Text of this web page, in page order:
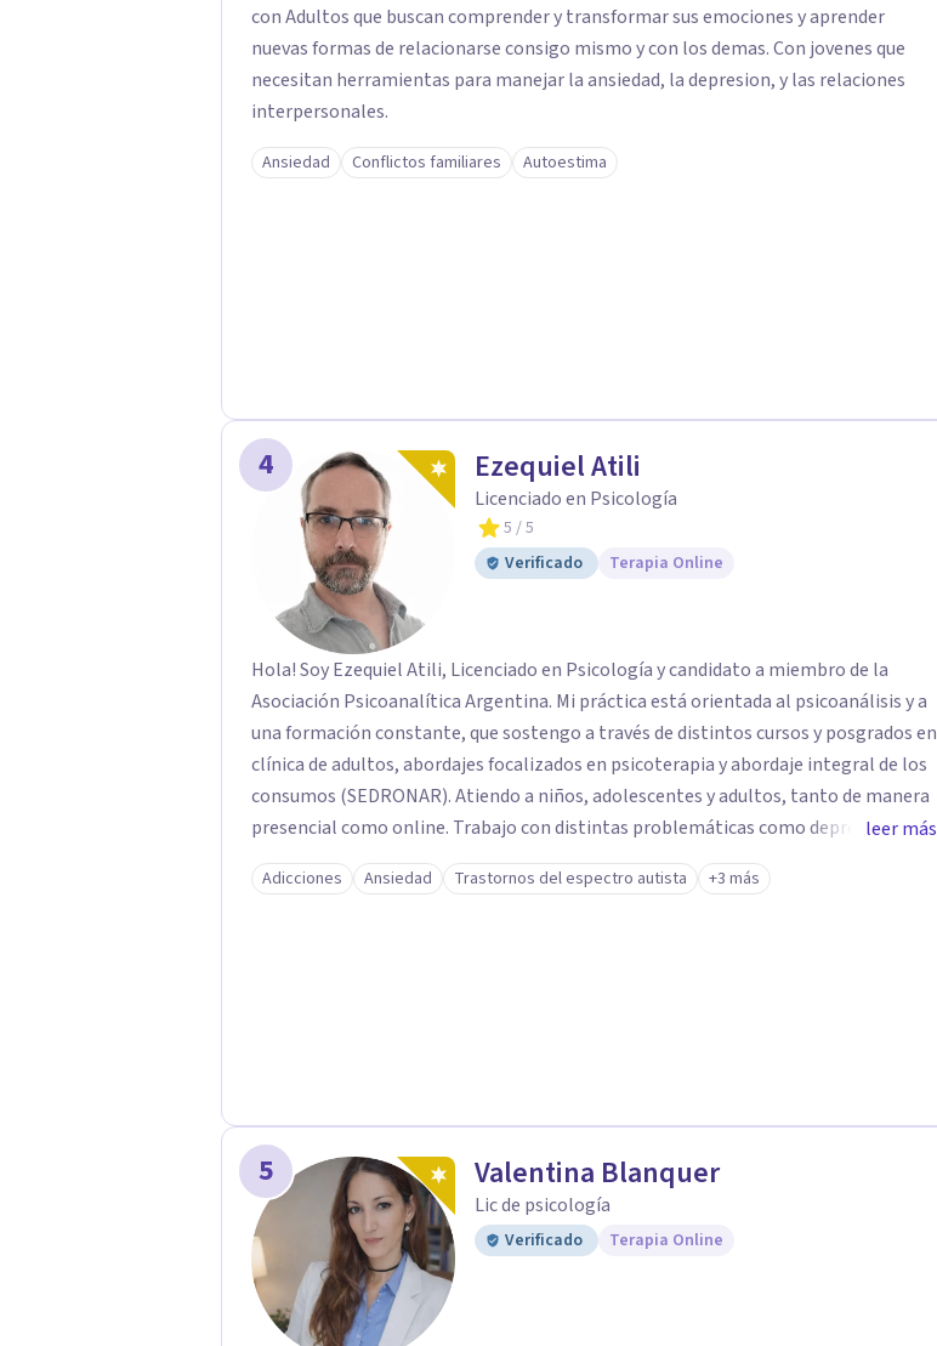
con Adultos que buscan comprender y transformar sus emociones y aprender
nuevas formas de relacionarse consigo mismo y con los demas. Con jovenes que
necesitan herramientas para manejar la ansiedad, la depresion, y las relaciones
interpersonales.
Ansiedad Conflictos familiares Autoestima
4 Ezequiel Atili
Licenciado en Psicología
5 / 5
Verificado
Terapia Online
Hola! Soy Ezequiel Atili, Licenciado en Psicología y candidato a miembro de la
Asociación Psicoanalítica Argentina. Mi práctica está orientada al psicoanálisis y a
una formación constante, que sostengo a través de distintos cursos y posgrados en
clínica de adultos, abordajes focalizados en psicoterapia y abordaje integral de los
consumos (SEDRONAR). Atiendo a niños, adolescentes y adultos, tanto de manera
presencial como online. Trabajo con distintas problemáticas como depresión,
ataques de pánico, adicciones, trastornos alimentarios, trastornos del espectro
autista (TEA) y otras situaciones que generan malestar. Entiendo que cada persona
leer más
Adicciones Ansiedad Trastornos del espectro autista +3 más
5 Valentina Blanquer
Lic de psicología
Verificado Terapia Online